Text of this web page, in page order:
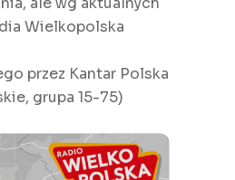
Wielkopolska
przez Kantar Polska
grupa 15-75)